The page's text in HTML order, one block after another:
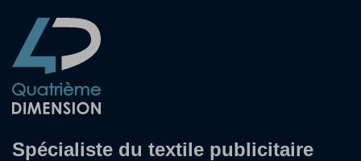
Spécialiste du textile publicitaire